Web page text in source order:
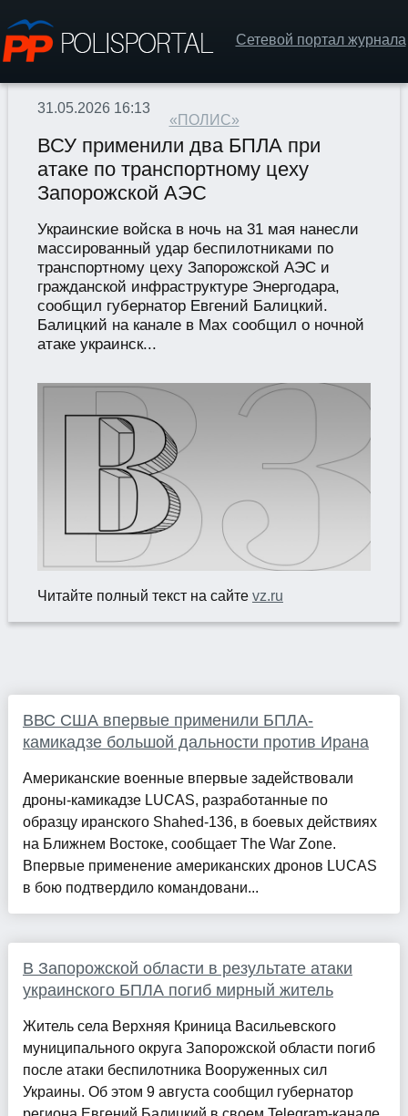
Сетевой портал журнала
«ПОЛИС»
31.05.2026 16:13
ВСУ применили два БПЛА при
атаке по транспортному цеху
Запорожской АЭС
Украинские войска в ночь на 31 мая нанесли
массированный удар беспилотниками по
транспортному цеху Запорожской АЭС и
гражданской инфраструктуре Энергодара,
сообщил губернатор Евгений Балицкий.
Балицкий на канале в Max сообщил о ночной
атаке украинск...
Читайте полный текст на сайте vz.ru
ВВС США впервые применили БПЛА-
камикадзе большой дальности против Ирана
Американские военные впервые задействовали
дроны-камикадзе LUCAS, разработанные по
образцу иранского Shahed-136, в боевых действиях
на Ближнем Востоке, сообщает The War Zone.
Впервые применение американских дронов LUCAS
в бою подтвердило командовани...
В Запорожской области в результате атаки
украинского БПЛА погиб мирный житель
Житель села Верхняя Криница Васильевского
муниципального округа Запорожской области погиб
после атаки беспилотника Вооруженных сил
Украины. Об этом 9 августа сообщил губернатор